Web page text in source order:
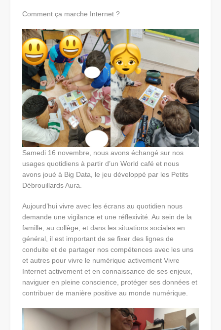
Comment ça marche Internet ?
Samedi 16 novembre, nous avons échangé sur nos
usages quotidiens à partir d’un World café et nous
avons joué à Big Data, le jeu développé par les Petits
Débrouillards Aura.
Aujourd’hui vivre avec les écrans au quotidien nous
demande une vigilance et une réflexivité. Au sein de la
famille, au collège, et dans les situations sociales en
général, il est important de se fixer des lignes de
conduite et de partager nos compétences avec les uns
et autres pour vivre le numérique activement Vivre
Internet activement et en connaissance de ses enjeux,
naviguer en pleine conscience, protéger ses données et
contribuer de manière positive au monde numérique.